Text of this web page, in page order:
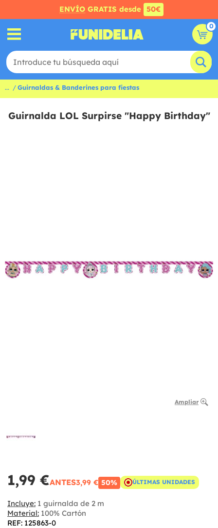
ENVÍO GRATIS desde 50€
0
... Guirnaldas & Banderines para fiestas
Guirnalda LOL Surpirse "Happy Birthday"
Ampliar
1,99 €ANTES3,99 € 50% ÚLTIMAS UNIDADES
Incluye: 1 guirnalda de 2 m
Material: 100% Cartón
REF: 125863-0